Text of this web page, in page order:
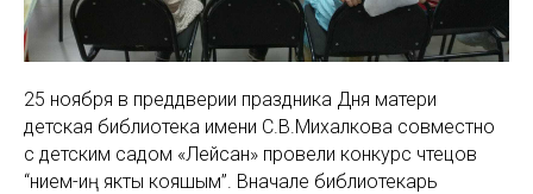
25 ноября в преддверии праздника Дня матери
детская библиотека имени С.В.Михалкова совместно
с детским садом «Лейсан» провели конкурс чтецов
“Әнием-иң якты кояшым”. Вначале библиотекарь